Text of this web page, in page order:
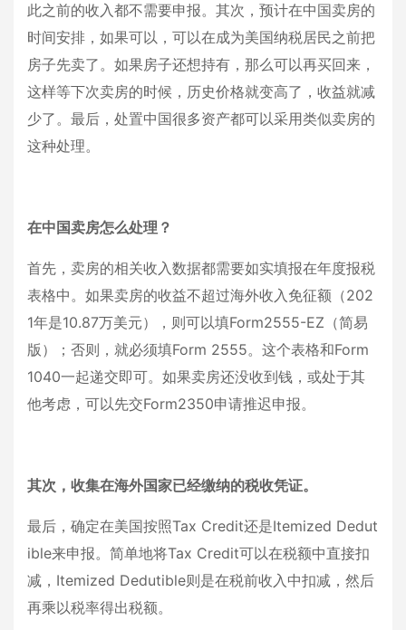
此之前的收入都不需要申报。其次，预计在中国卖房的
时间安排，如果可以，可以在成为美国纳税居民之前把
房子先卖了。如果房子还想持有，那么可以再买回来，
这样等下次卖房的时候，历史价格就变高了，收益就减
少了。最后，处置中国很多资产都可以采用类似卖房的
这种处理。
在中国卖房怎么处理？
首先，卖房的相关收入数据都需要如实填报在年度报税
表格中。如果卖房的收益不超过海外收入免征额（202
1年是10.87万美元），则可以填Form2555-EZ（简易
版）；否则，就必须填Form 2555。这个表格和Form
1040一起递交即可。如果卖房还没收到钱，或处于其
他考虑，可以先交Form2350申请推迟申报。
其次，收集在海外国家已经缴纳的税收凭证。
最后，确定在美国按照Tax Credit还是Itemized Dedut
ible来申报。简单地将Tax Credit可以在税额中直接扣
减，Itemized Dedutible则是在税前收入中扣减，然后
再乘以税率得出税额。